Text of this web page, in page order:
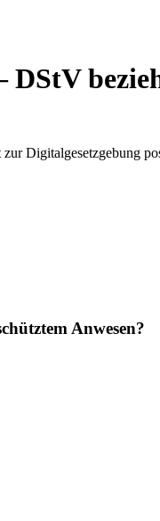
Digitalgesetzgebung
Anwesen?